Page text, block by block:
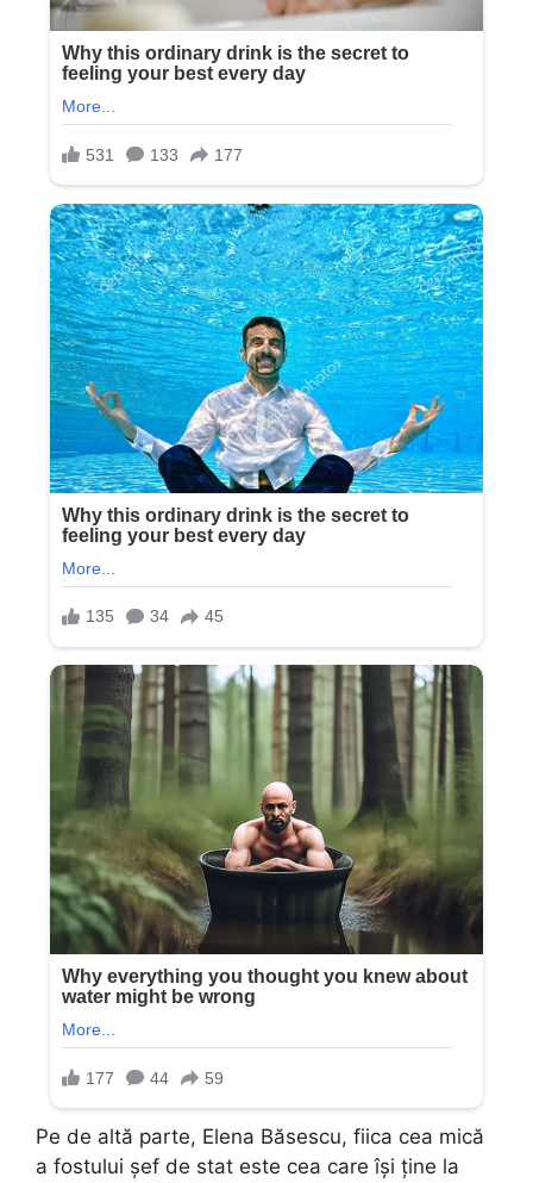
Pe de altă parte, Elena Băsescu, fiica cea mică
a fostului șef de stat este cea care își ține la